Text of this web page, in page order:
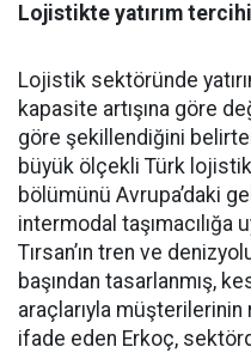
Lojistikte yatırım
Lojistik sektöründe
kapasi­te artışına göre
göre şekillendiği­ni
büyük ölçekli Türk
bölümü­nü Avrupa’daki
intermodal
Tırsan’ın tren ve
başından ta­sarlanmış,
araçlarıyla müşterile­rinin
ifade eden Erkoç,